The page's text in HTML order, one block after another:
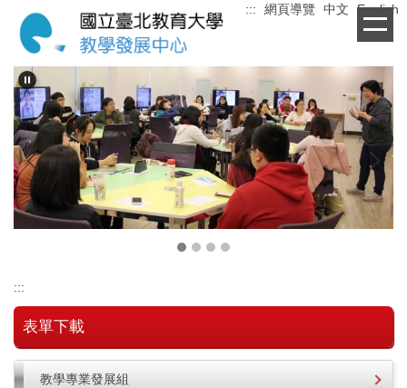
到
要
內
容
區
::: 網頁導覽 中文 English
:::
表單下載
教學專業發展組